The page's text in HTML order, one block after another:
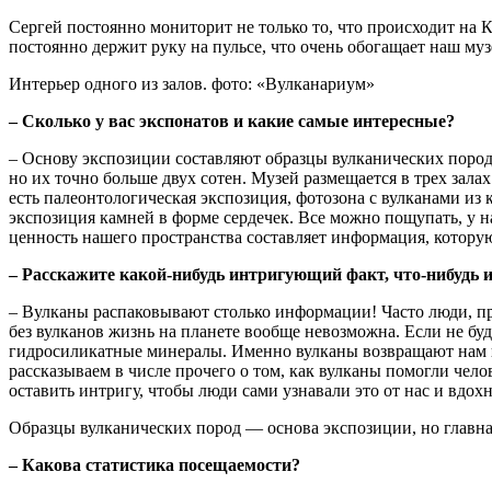
Сергей постоянно мониторит не только то, что происходит
постоянно держит руку на пульсе, что очень обогащает наш
Интерьер одного из залов. фото: «Вулканариум»
– Сколько у вас экспонатов и какие самые интересные?
– Основу экспозиции составляют образцы вулканических
но их точно больше двух сотен. Музей размещается в трех
есть палеонтологическая экспозиция, фотозона с вулканами
экспозиция камней в форме сердечек. Все можно пощупать, у
ценность нашего пространства составляет информация,
– Расскажите какой-нибудь интригующий факт, что-нибудь
– Вулканы распаковывают столько информации! Часто люди,
без вулканов жизнь на планете вообще невозможна. Если не
гидросиликатные минералы. Именно вулканы возвращают
рассказываем в числе прочего о том, как вулканы помогли
оставить интригу, чтобы люди сами узнавали это от нас и
Образцы вулканических пород — основа экспозиции, но
– Какова статистика посещаемости?